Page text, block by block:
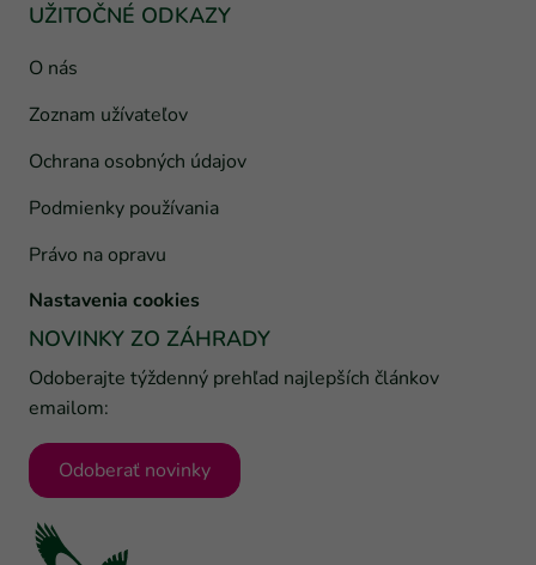
UŽITOČNÉ ODKAZY
O nás
Zoznam užívateľov
Ochrana osobných údajov
Podmienky používania
Právo na opravu
Nastavenia cookies
NOVINKY ZO ZÁHRADY
Odoberajte týždenný prehľad najlepších článkov
emailom:
Odoberať novinky